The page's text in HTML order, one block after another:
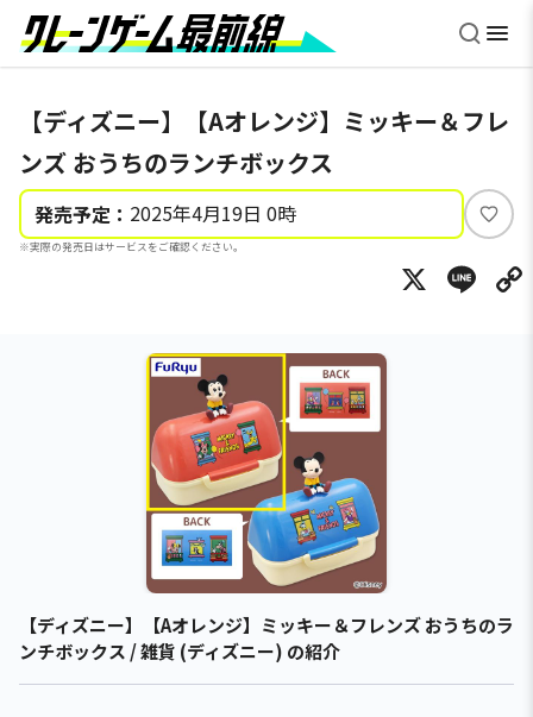
【ディズニー】【Aオレンジ】ミッキー＆フレ
ンズ おうちのランチボックス
発売予定： 2025年4月19日 0時
※実際の発売日はサービスをご確認ください。
い
ね
X
【ディズニー】【Aオレンジ】ミッキー＆フレンズ おうちのラ
ンチボックス / 雑貨 (ディズニー) の紹介